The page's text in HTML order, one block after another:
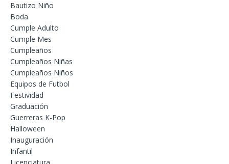
Bautizo Niño
Boda
Cumple Adulto
Cumple Mes
Cumpleaños
Cumpleaños Niñas
Cumpleaños Niños
Equipos de Futbol
Festividad
Graduación
Guerreras K-Pop
Halloween
Inauguración
Infantil